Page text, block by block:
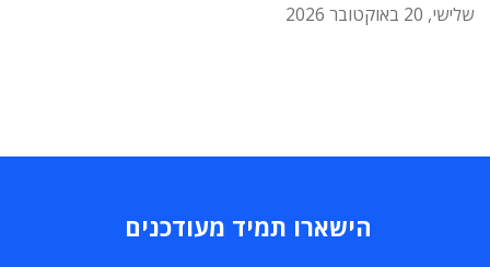
שלישי, 20 באוקטובר 2026
הישארו תמיד מעודכנים